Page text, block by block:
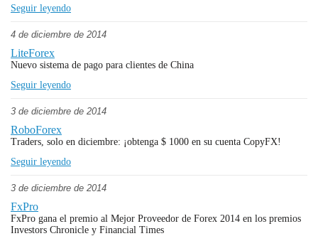
Seguir leyendo
4 de diciembre de 2014
LiteForex
Nuevo sistema de pago para clientes de China
Seguir leyendo
3 de diciembre de 2014
RoboForex
Traders, solo en diciembre: ¡obtenga $ 1000 en su cuenta CopyFX!
Seguir leyendo
3 de diciembre de 2014
FxPro
FxPro gana el premio al Mejor Proveedor de Forex 2014 en los premios
Investors Chronicle y Financial Times